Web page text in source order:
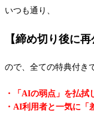
いつも通り、
【締め切り後に
ので、全ての特典付き
・「AIの弱点」を払拭
・AI利用者と一気に